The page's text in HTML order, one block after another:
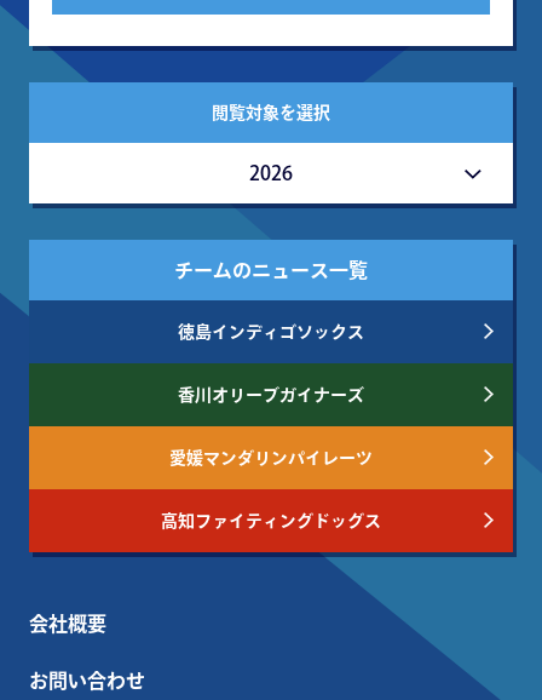
閲覧対象を選択
2026
チームのニュース一覧
徳島インディゴソックス
香川オリーブガイナーズ
愛媛マンダリンパイレーツ
高知ファイティングドッグス
会社概要
お問い合わせ